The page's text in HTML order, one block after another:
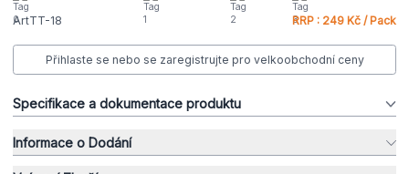
ArtTT-18 RRP : 249 Kč / Pack
Přihlaste se nebo se zaregistrujte pro velkoobchodní ceny
Specifikace a dokumentace produktu
Informace o Dodání